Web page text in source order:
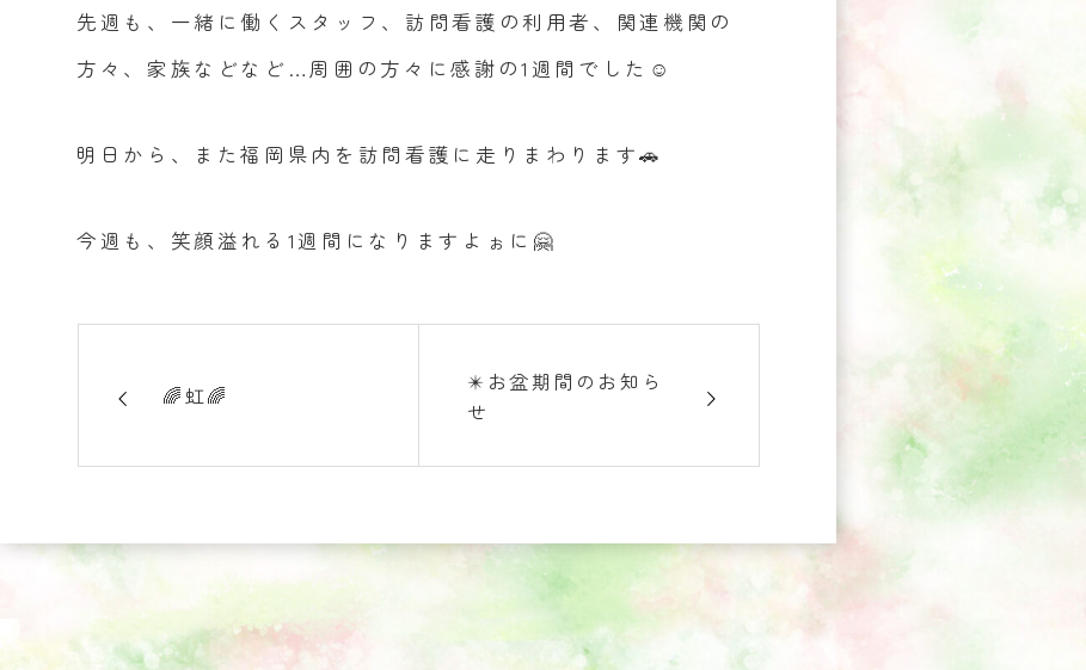
先週も、一緒に働くスタッフ、訪問看護の利用者、関連機関の
方々、家族などなど…周囲の方々に感謝の1週間でした☺️
明日から、また福岡県内を訪問看護に走りまわります🚗
今週も、笑顔溢れる1週間になりますよぉに🤗
🌈虹🌈
✴️お盆期間のお知ら
せ